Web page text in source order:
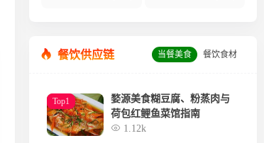
餐饮供应链 当餐美食 餐饮食材
Top1
婺源美食糊豆腐、粉蒸肉与
荷包红鲤鱼菜馆指南
1.12k